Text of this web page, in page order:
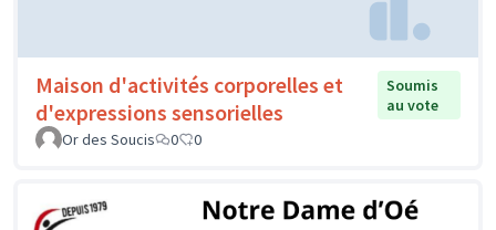
Maison d'activités corporelles et
d'expressions sensorielles
Soumis
au vote
Or des Soucis
0 0